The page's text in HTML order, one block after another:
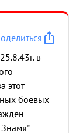
в
этот
боевых